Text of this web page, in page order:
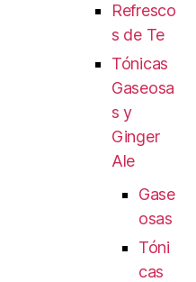
Refresco
s de Te
Tónicas
Gaseosa
s y
Ginger
Ale
Gase
osas
Tóni
cas